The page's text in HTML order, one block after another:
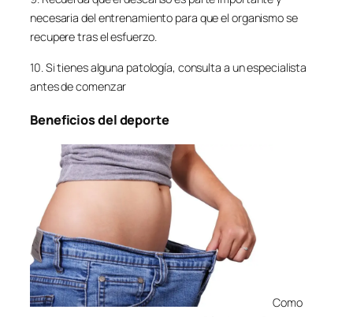
necesaria del entrenamiento para que el organismo se
recupere tras el esfuerzo.
10. Si tienes alguna patología, consulta a un especialista
antes de comenzar
Beneficios del deporte
Como